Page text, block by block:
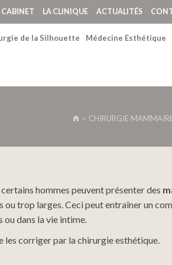
CABINET LA CLINIQUE ACTUALITÉS
de la Silhouette Médecine Esthétique
CHIRURGIE
hommes peuvent présenter des
ou trop larges. Ceci peut entraîner un
dans la vie intime.
les corriger par la chirurgie esthétique.